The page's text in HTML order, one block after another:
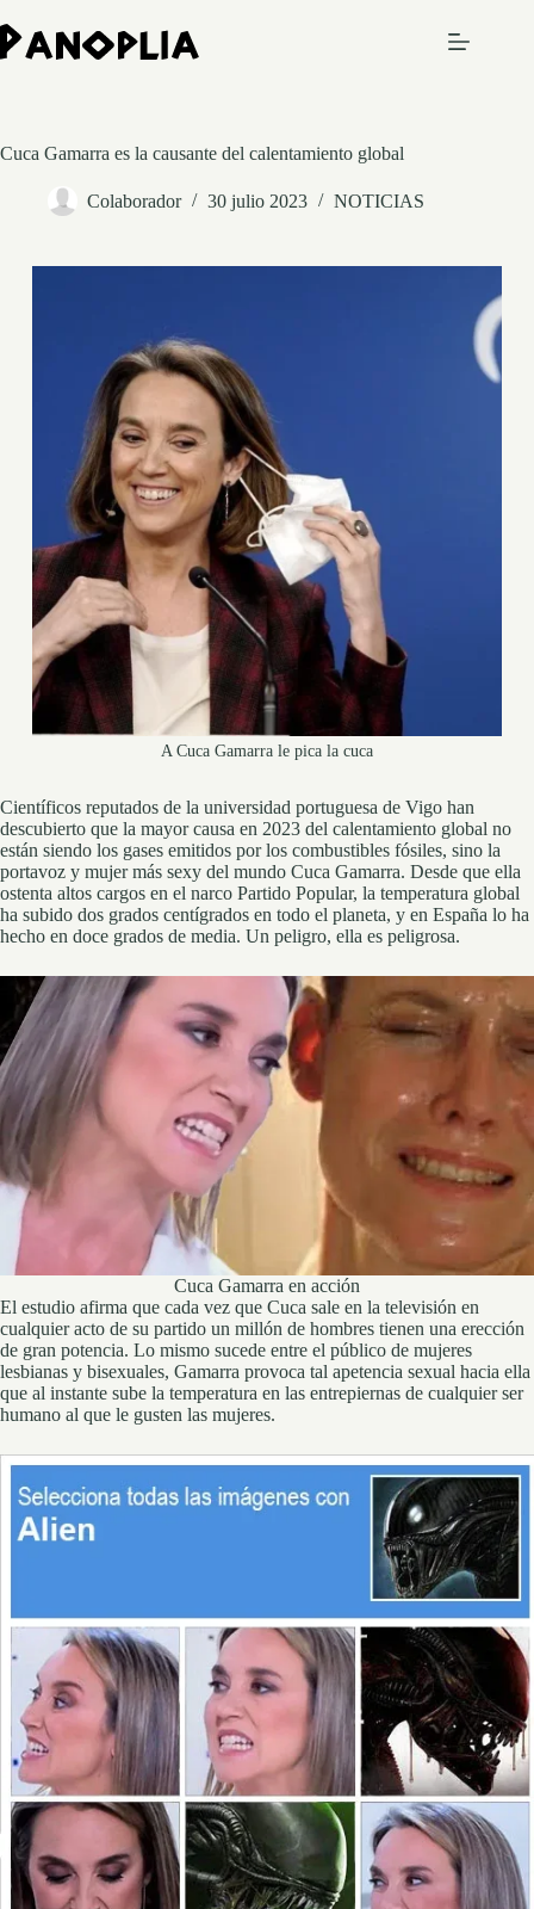
al
contenido
Cuca Gamarra es la causante del calentamiento global
Colaborador 30 julio 2023 NOTICIAS
A Cuca Gamarra le pica la cuca
Científicos reputados de la universidad portuguesa de Vigo han
descubierto que la mayor causa en 2023 del calentamiento global no
están siendo los gases emitidos por los combustibles fósiles, sino la
portavoz y mujer más sexy del mundo Cuca Gamarra. Desde que ella
ostenta altos cargos en el narco Partido Popular, la temperatura global
ha subido dos grados centígrados en todo el planeta, y en España lo ha
hecho en doce grados de media. Un peligro, ella es peligrosa.
Cuca Gamarra en acción
El estudio afirma que cada vez que Cuca sale en la televisión en
cualquier acto de su partido un millón de hombres tienen una erección
de gran potencia. Lo mismo sucede entre el público de mujeres
lesbianas y bisexuales, Gamarra provoca tal apetencia sexual hacia ella
que al instante sube la temperatura en las entrepiernas de cualquier ser
humano al que le gusten las mujeres.